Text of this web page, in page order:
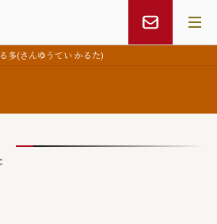
多(さんゆうてい かるた)